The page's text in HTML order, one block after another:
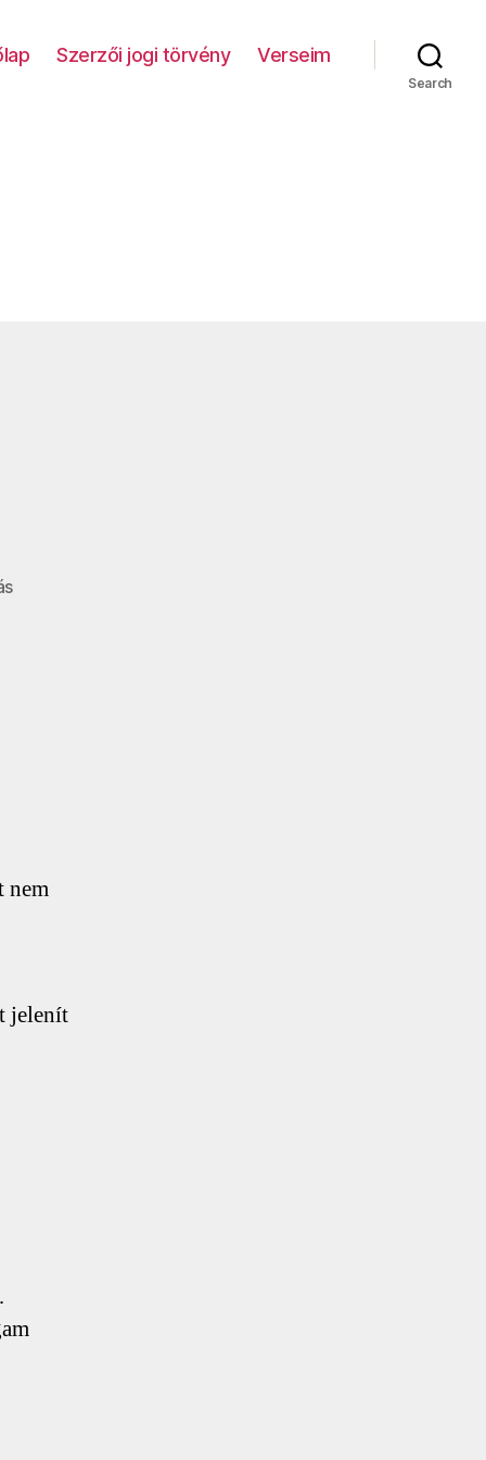
Szerzői jogi törvény Verseim
Search
a(z)
nem
jelenít